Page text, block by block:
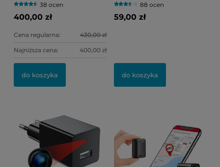
Rozmiar)38 ocen
400,00 zł
Cena regularna: 430,00 zł
Najniższa cena: 400,00 zł
do koszyka
88 ocen
59,00 zł
do koszyka